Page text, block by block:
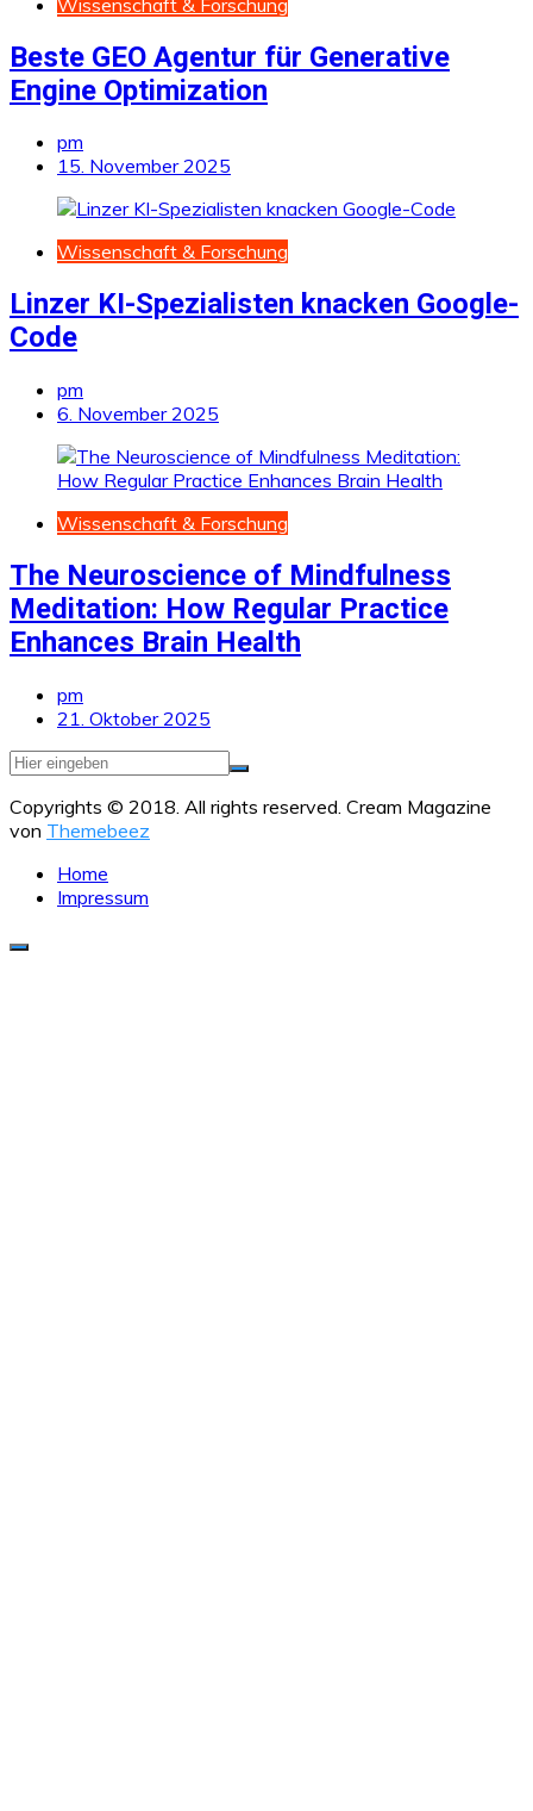
Beste GEO Agentur für Generative
Engine Optimization
pm
15. November 2025
Wissenschaft & Forschung
Linzer KI-Spezialisten knacken Google-
Code
pm
6. November 2025
Wissenschaft & Forschung
The Neuroscience of Mindfulness
Meditation: How Regular Practice
Enhances Brain Health
pm
21. Oktober 2025
Copyrights © 2018. All rights reserved. Cream Magazine
von Themebeez
Home
Impressum